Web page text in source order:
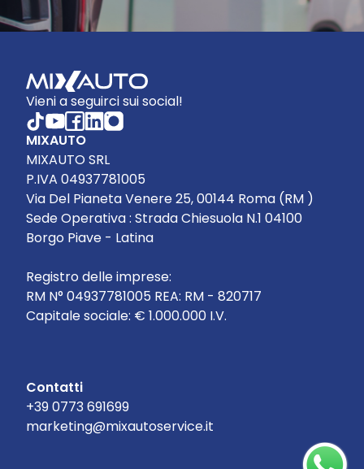
Vieni a seguirci sui social!
MIXAUTO
MIXAUTO SRL
P.IVA 04937781005
Via Del Pianeta Venere 25, 00144 Roma (RM )
Sede Operativa : Strada Chiesuola N.1 04100
Borgo Piave - Latina
Registro delle imprese:
RM N° 04937781005 REA: RM - 820717
Capitale sociale: € 1.000.000 I.V.
Contatti
+39 0773 691699
marketing@mixautoservice.it